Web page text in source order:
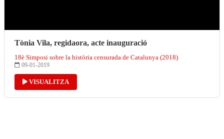
Tònia Vila, regidaora, acte inauguració
18è Simposi sobre la història censurada de Catalunya (2018)
09-01-2019
VISUALITZA